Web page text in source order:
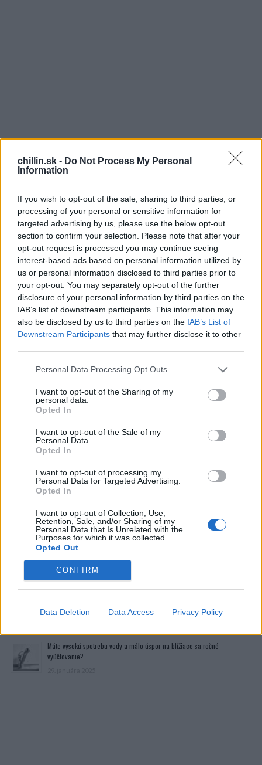
chillin.sk - Do Not Process My Personal
Information
If you wish to opt-out of the sale, sharing to third parties, or
processing of your personal or sensitive information for
targeted advertising by us, please use the below opt-out
section to confirm your selection. Please note that after your
opt-out request is processed you may continue seeing
interest-based ads based on personal information utilized by
us or personal information disclosed to third parties prior to
your opt-out. You may separately opt-out of the further
disclosure of your personal information by third parties on the
IAB’s list of downstream participants. This information may
also be disclosed by us to third parties on the IAB’s List of
Downstream Participants that may further disclose it to other
Personal Data Processing Opt Outs
I want to opt-out of the Sharing of my
personal data.
Opted In
I want to opt-out of the Sale of my
Personal Data.
Opted In
I want to opt-out of processing my
Personal Data for Targeted Advertising.
Opted In
I want to opt-out of Collection, Use,
Retention, Sale, and/or Sharing of my
Personal Data that Is Unrelated with the
Purposes for which it was collected.
Opted Out
CONFIRM
Data Deletion Data Access Privacy Policy
M
alé dievčatko sa gymnastike venuje iba pol
roka, ale hneď pri prvých hodinách ukázala, že
Za tak krátku dobu sa už stihla objaviť vo svetovo
preslávenej show Ellen DeGeneres, kde predviedla
naozaj veľkolepé vystúpenie. Pozrite sa na to sami, tu
talent spolu s roztomilosťou prekonávajú všetky známe
hranice! :)
zblíženia intenzívnejší pôžitok
Máte vysokú spotrebu vody a málo úspor na blížiace sa ročné
vyúčtovanie?
S
e
a
c
o
: